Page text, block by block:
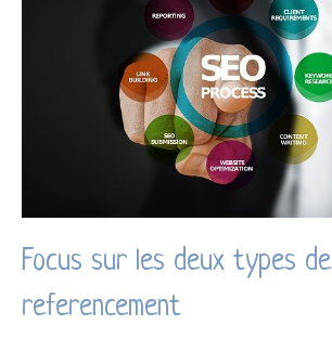
Focus sur les deux types de
referencement